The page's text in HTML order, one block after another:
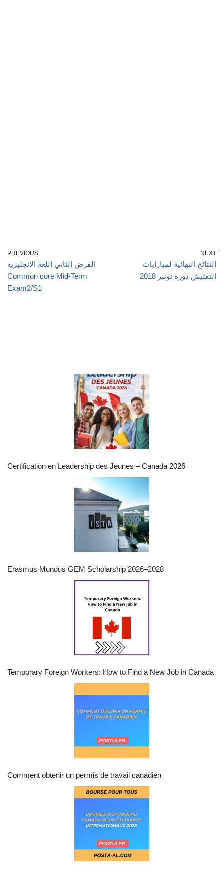
PREVIOUS
الفرض الثاني اللغة الانجليزية
Common core Mid-Term
Exam2/S1
NEXT
النتائج النهائية لمبارايات
التفتيش دورة نونبر 2018
Certification en Leadership des Jeunes – Canada 2026
Erasmus Mundus GEM Scholarship 2026–2028
Temporary Foreign Workers: How to Find a New Job in Canada
Comment obtenir un permis de travail canadien